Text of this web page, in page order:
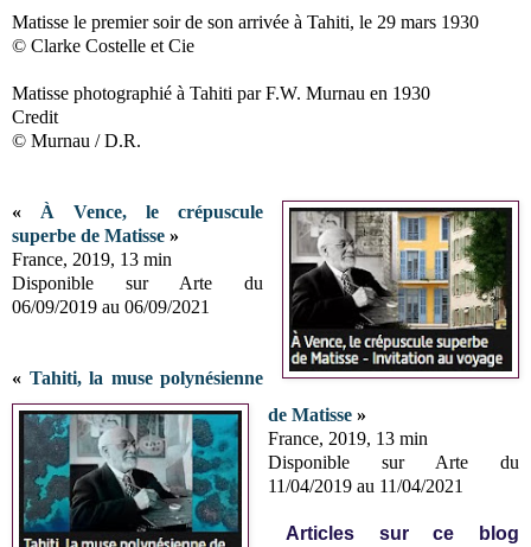
Matisse le premier soir de son arrivée à Tahiti, le 29 mars 1930
© Clarke Costelle et Cie
Matisse photographié à Tahiti par F.W. Murnau en 1930
Credit
© Murnau / D.R.
« À Vence, le crépuscule
superbe de Matisse »
France, 2019, 13 min
Disponible sur Arte du
06/09/2019 au 06/09/2021
« Tahiti, la muse polynésienne
de Matisse»
France, 2019, 13 min
Disponible sur Arte du
11/04/2019 au 11/04/2021
Articles sur ce blog